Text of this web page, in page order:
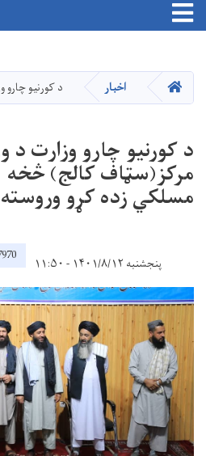
main
Toggle navigation
HOME اخبار د کورنیو چارو وزارت د
د کورنیو چارو وزارت د
مسلکي زده کړو
پنجشنبه ۱۴۰۱/۸/۱۲ - ۱۱:۵۰